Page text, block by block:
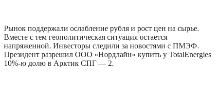
Рынок поддержали ослабление рубля и рост цен на сырье.
Вместе с тем геополитическая ситуация остается
напряженной. Инвесторы следили за новостями с ПМЭФ.
Президент разрешил ООО «Нордлайн» купить у TotalEnergies
10%-ю долю в Арктик СПГ — 2.